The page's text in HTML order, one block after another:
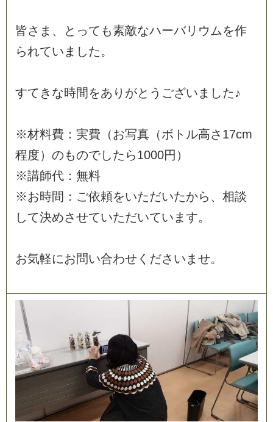
皆さ ま 、 と って も素敵なハーバリ ウ ムを作
られてい ま した。
すて き な時間 をあ り がと う ござい ま した♪
※材料費 ： 実費 （ お写真 （ボ ト ル高さ 17cm
程度） のものでした ら1000円 ）
※講師代 ： 無料
※ お時間 ： ご依頼をいただいたから 、 相談
して決めさせていただいてい ま す。
お気軽にお問い合わせ く ださ い ま せ。